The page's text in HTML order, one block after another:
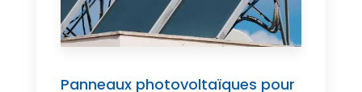
Panneaux photovoltaïques pour